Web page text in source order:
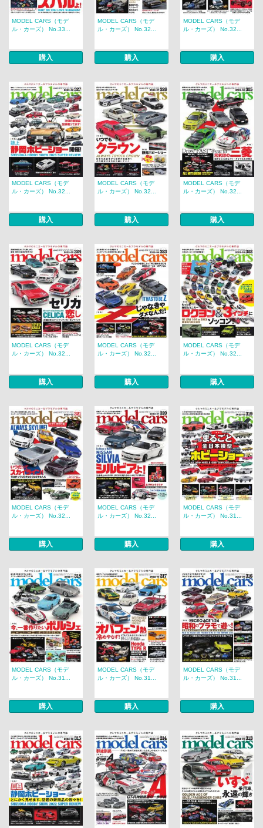
MODEL CARS（モデ
ル・カーズ） No.33...
購入
MODEL CARS（モデ
ル・カーズ） No.32...
購入
MODEL CARS（モデ
ル・カーズ） No.32...
購入
MODEL CARS（モデ
ル・カーズ） No.32...
購入
MODEL CARS（モデ
ル・カーズ） No.32...
購入
MODEL CARS（モデ
ル・カーズ） No.32...
購入
MODEL CARS（モデ
ル・カーズ） No.32...
購入
MODEL CARS（モデ
ル・カーズ） No.32...
購入
MODEL CARS（モデ
ル・カーズ） No.32...
購入
MODEL CARS（モデ
ル・カーズ） No.32...
購入
MODEL CARS（モデ
ル・カーズ） No.32...
購入
MODEL CARS（モデ
ル・カーズ） No.31...
購入
MODEL CARS（モデ
ル・カーズ） No.31...
購入
MODEL CARS（モデ
ル・カーズ） No.31...
購入
MODEL CARS（モデ
ル・カーズ） No.31...
購入